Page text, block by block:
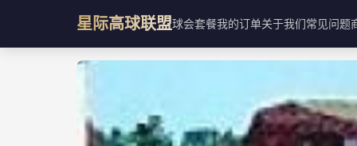
星际高球联盟球会套餐我的订单关于我们常见问题